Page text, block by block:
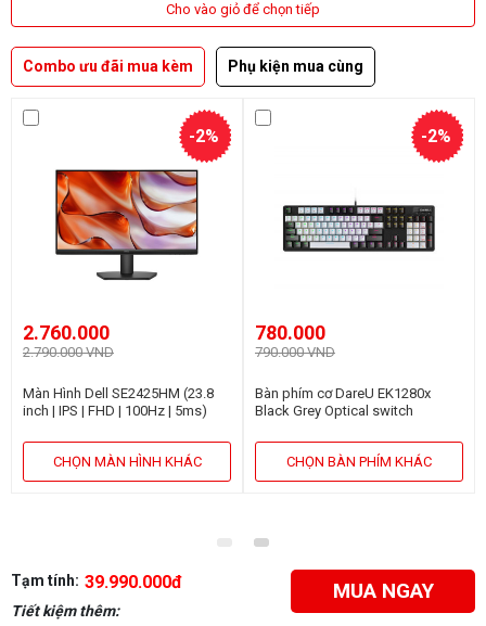
Cho vào giỏ để chọn tiếp
Combo ưu đãi mua kèm Phụ kiện mua cùng
2.760.000
2.790.000 VND
-2%
Màn Hình Dell SE2425HM (23.8
inch | IPS | FHD | 100Hz | 5ms)
CHỌN MÀN HÌNH KHÁC
780.000
790.000 VND
-2%
Bàn phím cơ DareU EK1280x
Black Grey Optical switch
CHỌN BÀN PHÍM KHÁC
Tạm tính: 39.990.000đ
Tiết kiệm thêm:
MUA NGAY